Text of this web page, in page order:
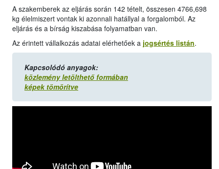
A szakemberek az eljárás során 142 tételt, összesen 4766,698
kg élelmiszert vontak ki azonnali hatállyal a forgalomból. Az
eljárás és a bírság kiszabása folyamatban van.
Az érintett vállalkozás adatai elérhetőek a jogsértés listán.
Kapcsolódó anyagok:
közlemény letölthető formában
képek tömörítve